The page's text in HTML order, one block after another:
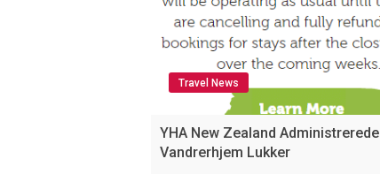
Travel News
YHA New Zealand Administrerede
Vandrerhjem Lukker